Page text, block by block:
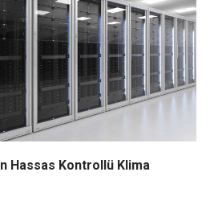
Hassas Kontrollü Klima